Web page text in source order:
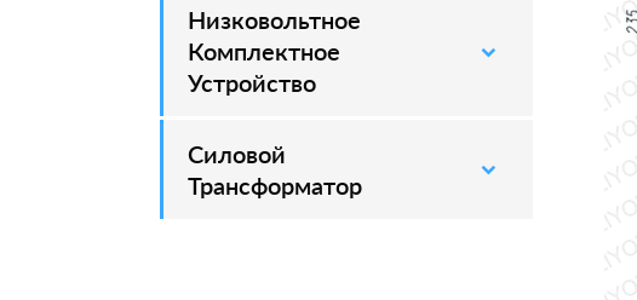
Низковольтное
Комплектное
Устройство
Силовой
Трансформатор
–